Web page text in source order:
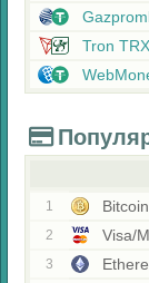
Tron TRX
1 Bitcoin
2 Visa/
3